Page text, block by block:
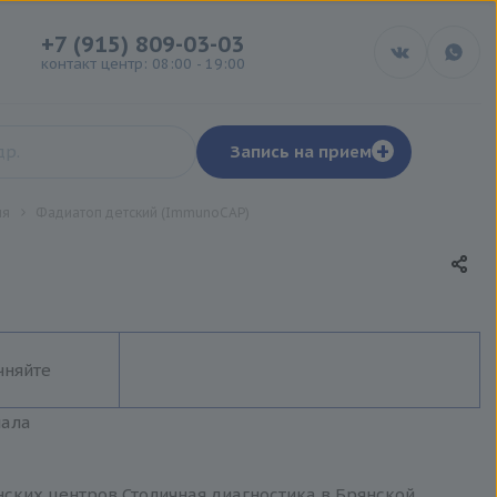
+7 (915) 809-03-03
контакт центр: 08:00 - 19:00
Запись на прием +